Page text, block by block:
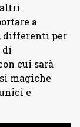
a
differenti per
di
cui sarà
magiche
e